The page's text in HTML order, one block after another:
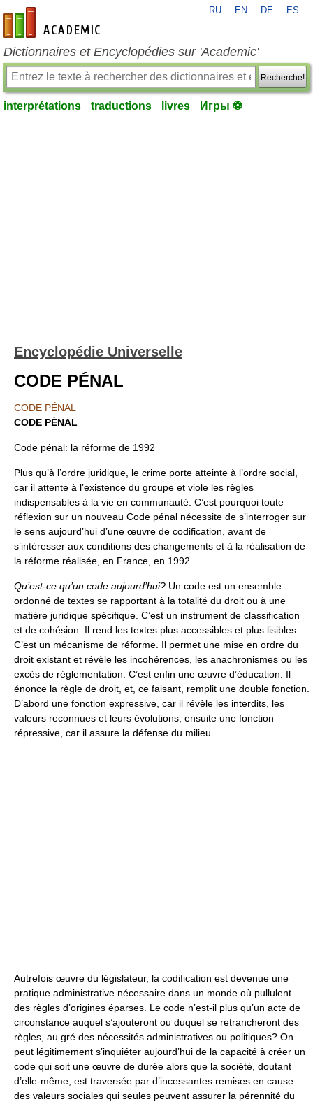
fr-academic.com
RU EN DE ES
Dictionnaires et Encyclopédies sur 'Academic'
Recherche!
interprétations traductions livres Игры ⚽
Encyclopédie Universelle
CODE PÉNAL
CODE PÉNAL
CODE PÉNAL
Code pénal: la réforme de 1992
Plus qu’à l’ordre juridique, le crime porte atteinte à l’ordre social,
car il attente à l’existence du groupe et viole les règles
indispensables à la vie en communauté. C’est pourquoi toute
réflexion sur un nouveau Code pénal nécessite de s’interroger sur
le sens aujourd’hui d’une œuvre de codification, avant de
s’intéresser aux conditions des changements et à la réalisation de
la réforme réalisée, en France, en 1992.
Qu’est-ce qu’un code aujourd’hui? Un code est un ensemble
ordonné de textes se rapportant à la totalité du droit ou à une
matière juridique spécifique. C’est un instrument de classification
et de cohésion. Il rend les textes plus accessibles et plus lisibles.
C’est un mécanisme de réforme. Il permet une mise en ordre du
droit existant et révèle les incohérences, les anachronismes ou les
excès de réglementation. C’est enfin une œuvre d’éducation. Il
énonce la règle de droit, et, ce faisant, remplit une double fonction.
D’abord une fonction expressive, car il révèle les interdits, les
valeurs reconnues et leurs évolutions; ensuite une fonction
répressive, car il assure la défense du milieu.
Autrefois œuvre du législateur, la codification est devenue une
pratique administrative nécessaire dans un monde où pullulent
des règles d’origines éparses. Le code n’est-il plus qu’un acte de
circonstance auquel s’ajouteront ou duquel se retrancheront des
règles, au gré des nécessités administratives ou politiques? On
peut légitimement s’inquiéter aujourd’hui de la capacité à créer un
code qui soit une œuvre de durée alors que la société, doutant
d’elle-même, est traversée par d’incessantes remises en cause
des valeurs sociales qui seules peuvent assurer la pérennité du